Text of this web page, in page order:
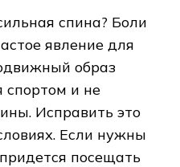
спина? Боли
явление для
образ
спортом и не
Исправить это
Если нужны
посещать